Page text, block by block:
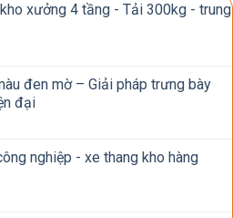
xưởng 4 tầng - Tải 300kg - trung
đen mờ – Giải pháp trưng bày
đại
nghiệp - xe thang kho hàng